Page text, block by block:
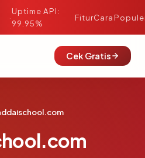
·
Uptime API:
99.95%
FiturCara
Cek Gratis